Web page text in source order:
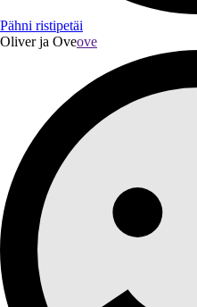
Pähni ristipetäi
Oliver ja Oveove